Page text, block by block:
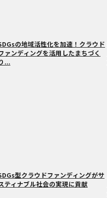
の地域活性化を加速！クラウド
ァンディングを活用したまちづく
...
型クラウドファンディングがサ
ティナブル社会の実現に貢献